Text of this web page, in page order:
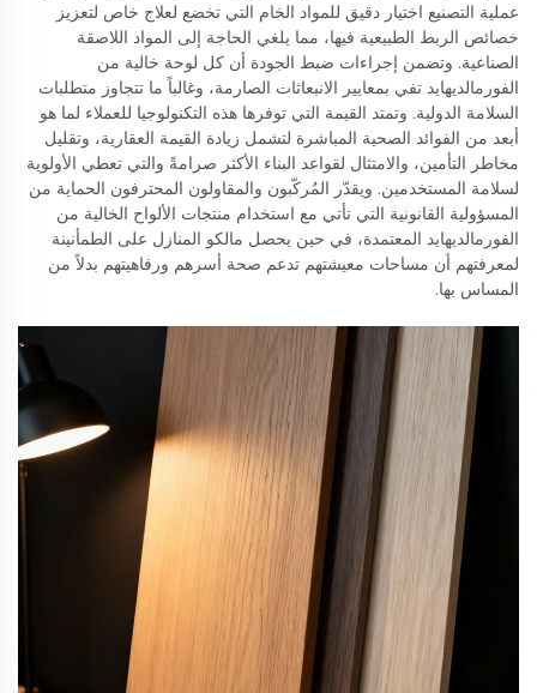
عملية التصنيع اختيار دقيق للمواد الخام التي تخضع لعلاج خاص لتعزيز
خصائص الربط الطبيعية فيها، مما يلغي الحاجة إلى المواد اللاصقة
الصناعية. وتضمن إجراءات ضبط الجودة أن كل لوحة خالية من
الفورمالديهايد تفي بمعايير الانبعاثات الصارمة، وغالباً ما تتجاوز متطلبات
السلامة الدولية. وتمتد القيمة التي توفرها هذه التكنولوجيا للعملاء لما هو
أبعد من الفوائد الصحية المباشرة لتشمل زيادة القيمة العقارية، وتقليل
مخاطر التأمين، والامتثال لقواعد البناء الأكثر صرامةً والتي تعطي الأولوية
لسلامة المستخدمين. ويقدّر المُركّبون والمقاولون المحترفون الحماية من
المسؤولية القانونية التي تأتي مع استخدام منتجات الألواح الخالية من
الفورمالديهايد المعتمدة، في حين يحصل مالكو المنازل على الطمأنينة
لمعرفتهم أن مساحات معيشتهم تدعم صحة أسرهم ورفاهيتهم بدلاً من
المساس بها.